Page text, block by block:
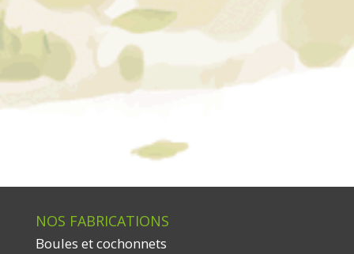
NOS FABRICATIONS
Boules et cochonnets